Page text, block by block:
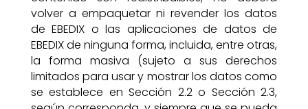
volver a empaquetar ni revender los datos
de EBEDIX o las aplicaciones de datos de
EBEDIX de ninguna forma, incluida, entre otras,
la forma masiva (sujeto a sus derechos
limitados para usar y mostrar los datos como
se establece en Sección 2.2 o Sección 2.3,